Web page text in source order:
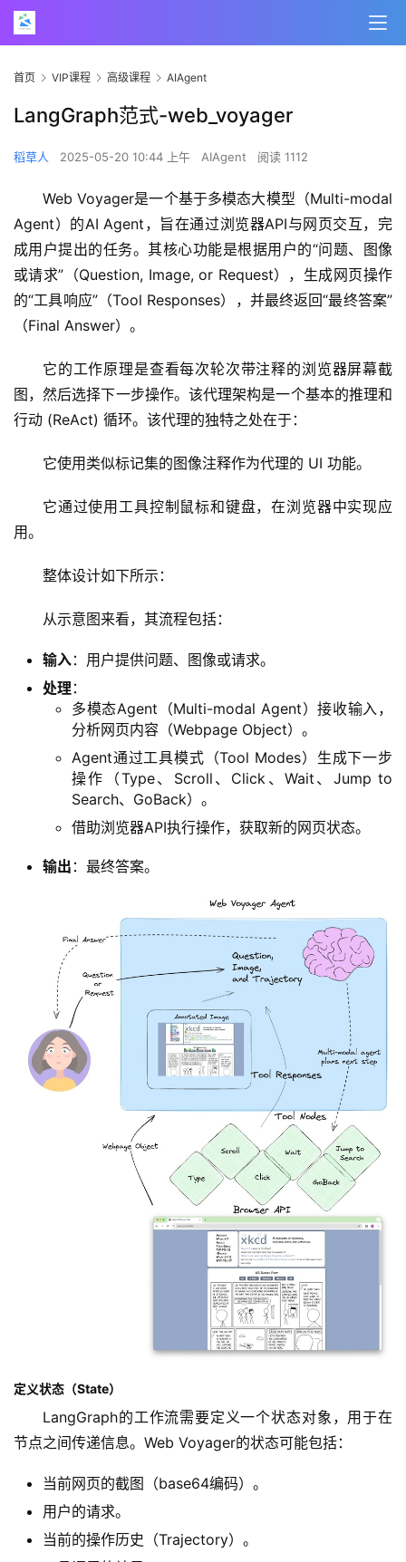
首页 VIP课程 高级课程 AIAgent
LangGraph范式-web_voyager
稻草人 2025-05-20 10:44 上午 AIAgent 阅读 1112
Web Voyager是一个基于多模态大模型（Multi-modal
Agent）的AI Agent，旨在通过浏览器API与网页交互，完
成用户提出的任务。其核心功能是根据用户的“问题、图像
或请求”（Question, Image, or Request），生成网页操作
的“工具响应”（Tool Responses），并最终返回“最终答案”
（Final Answer）。
它的工作原理是查看每次轮次带注释的浏览器屏幕截
图，然后选择下一步操作。该代理架构是一个基本的推理和
行动 (ReAct) 循环。该代理的独特之处在于：
它使用类似标记集的图像注释作为代理的 UI 功能。
它通过使用工具控制鼠标和键盘，在浏览器中实现应
用。
整体设计如下所示：
从示意图来看，其流程包括：
输入：用户提供问题、图像或请求。
处理 ：
多模态Agent（Multi-modal Agent）接收输入，
分析网页内容（Webpage Object）。
Agent通过工具模式（Tool Modes）生成下一步
操作（Type、Scroll、Click、Wait、Jump to
Search、GoBack）。
借助浏览器API执行操作，获取新的网页状态。
输出 ：最终答案。
定义状态（State）
LangGraph的工作流需要定义一个状态对象，用于在
节点之间传递信息。Web Voyager的状态可能包括：
当前网页的截图（base64编码）。
用户的请求。
当前的操作历史（Trajectory）。